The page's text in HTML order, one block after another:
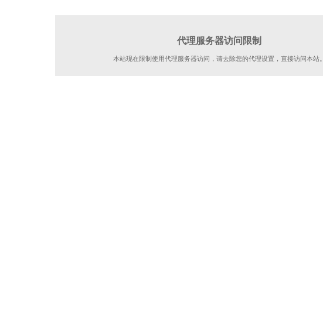
代理服务器访问限制
本站现在限制使用代理服务器访问，请去除您的代理设置，直接访问本站。